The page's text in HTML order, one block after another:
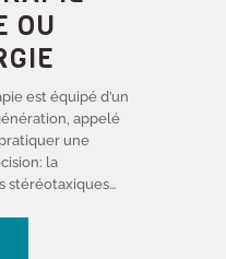
OU
est équipé d’un
appelé
une
la
stéréotaxiques…